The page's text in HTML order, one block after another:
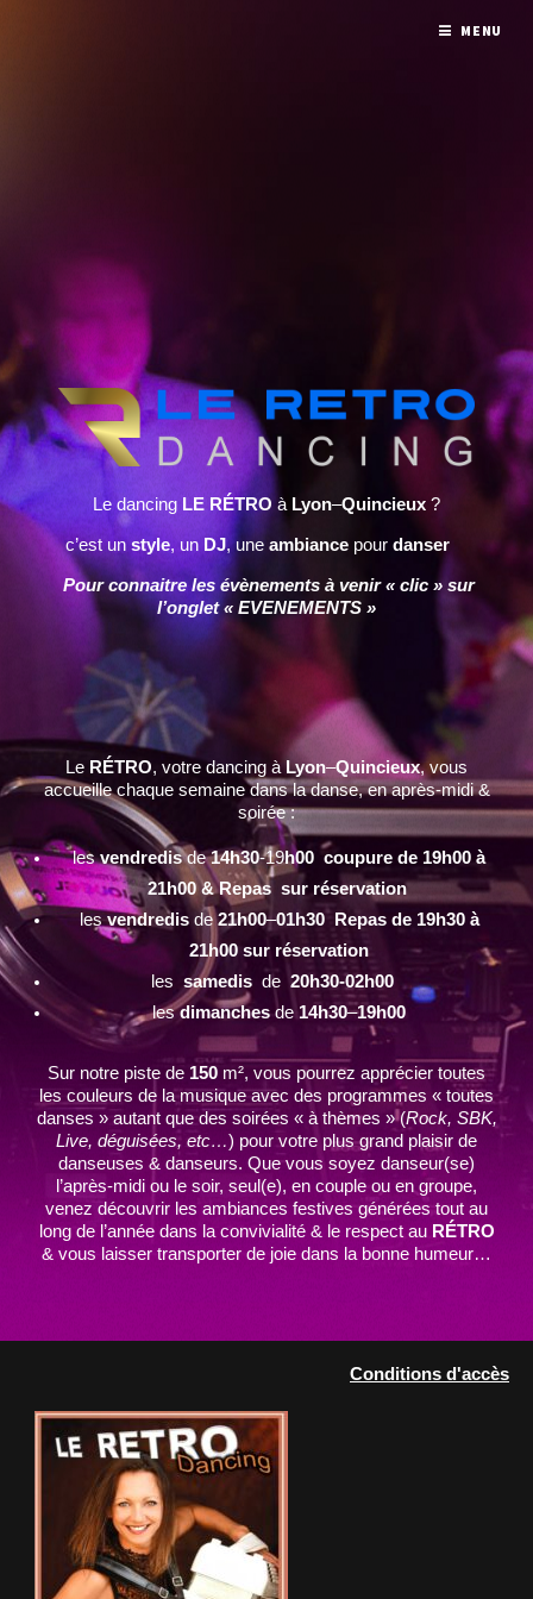
Le dancing LE RÉTRO à Lyon–Quincieux ?
c’est unstyle, un DJ, une ambiancepour danser
Pour connaitre les évènements à venir « clic » sur
l’onglet « EVENEMENTS »
Le RÉTRO, votre dancing àLyon–Quincieux, vous
accueille chaque semaine dans la danse, en après-midi &
soirée :
lesvendredisde14h30-19h00 coupure de 19h00 à
21h00 & Repas sur réservation
lesvendredisde21h00–01h30 Repas de 19h30 à
21h00 sur réservation
les samedis de20h30-02h00
lesdimanches de 14h30–19h00
Sur notre piste de 150 m², vous pourrez apprécier toutes
les couleurs de la musique avec des programmes « toutes
danses » autant que des soirées « à thèmes » (Rock, SBK,
Live, déguisées, etc…) pour votre plus grand plaisir de
danseuses & danseurs. Que vous soyez danseur(se)
l’après-midi ou le soir, seul(e), en couple ou en groupe,
venez découvrir les ambiances festives générées tout au
long de l’année dans la convivialité & le respect au RÉTRO
& vous laisser transporter de joie dans la bonne humeur…
Conditions d'accès
MENU